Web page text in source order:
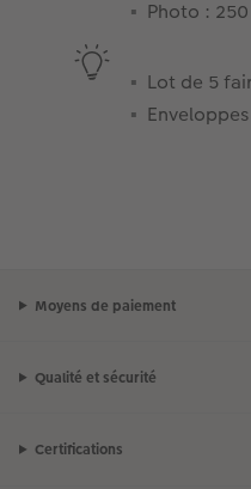
Photo :
Lot de 5
Moyens de paiement
Qualité et sécurité
Certifications